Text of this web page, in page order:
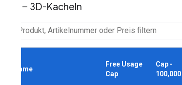
Maps – 3D-Kacheln
SKU Name
Free Usage
Cap
Cap -
100,000